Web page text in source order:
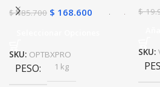
$185.700 $ 168.600
SKU: OPTBXPRO
PESO 1 kg
$
SKU: